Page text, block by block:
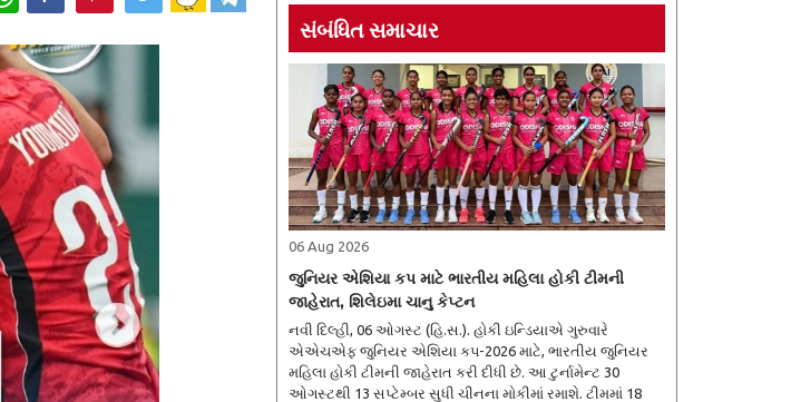
સંબંધિત સમાચાર
06 Aug 2026
જુનિયર એશિયા કપ માટે ભારતીય મહિલા હોકી ટીમની
જાહેરાત, શિલેઇમા ચાનુ કેપ્ટન
નવી દિલ્હી, 06 ઓગસ્ટ (હિ.સ.). હોકી ઇન્ડિયાએ ગુરુવારે
એએચએફ જુનિયર એશિયા કપ-2026 માટે, ભારતીય જુનિયર
મહિલા હોકી ટીમની જાહેરાત કરી દીધી છે. આ ટુર્નામેન્ટ 30
ઓગસ્ટથી 13 સપ્ટેમ્બર સુધી ચીનના મોકીમાં રમાશે. ટીમમાં 18